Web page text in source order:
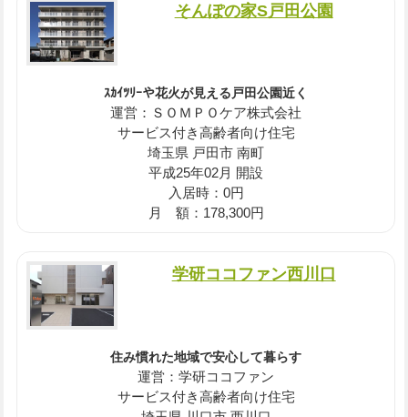
そんぽの家S戸田公園
ｽｶｲﾂﾘｰや花火が見える戸田公園近く
運営：ＳＯＭＰＯケア株式会社
サービス付き高齢者向け住宅
埼玉県 戸田市 南町
平成25年02月 開設
入居時：0円
月 額：178,300円
学研ココファン西川口
住み慣れた地域で安心して暮らす
運営：学研ココファン
サービス付き高齢者向け住宅